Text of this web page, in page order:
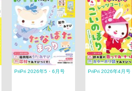
PriPri 2026年5・6月号 PriPri 2026年4月号